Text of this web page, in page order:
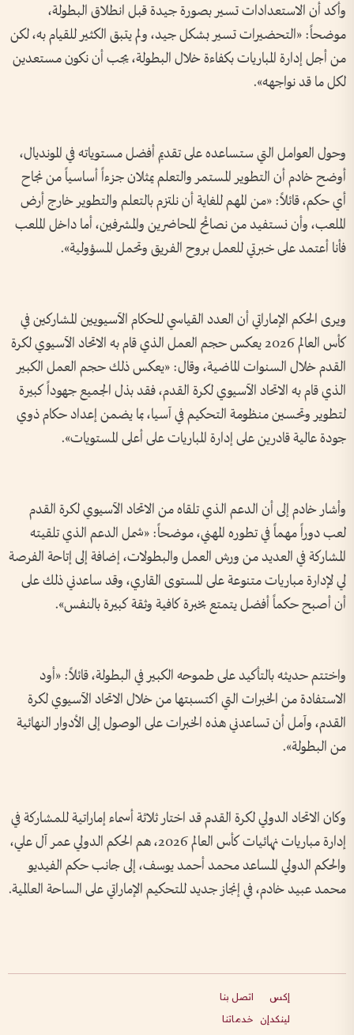
وأكد أن الاستعدادات تسير بصورة جيدة قبل انطلاق البطولة،
موضحاً: «التحضيرات تسير بشكل جيد، ولم يتبق الكثير للقيام به، لكن
من أجل إدارة المباريات بكفاءة خلال البطولة، يجب أن نكون مستعدين
لكل ما قد نواجهه».
وحول العوامل التي ستساعده على تقديم أفضل مستوياته في المونديال،
أوضح خادم أن التطوير المستمر والتعلم يمثلان جزءاً أساسياً من نجاح
أي حكم، قائلاً: «من المهم للغاية أن نلتزم بالتعلم والتطوير خارج أرض
الملعب، وأن نستفيد من نصائح المحاضرين والمشرفين، أما داخل الملعب
فأنا أعتمد على خبرتي للعمل بروح الفريق وتحمل المسؤولية».
ويرى الحكم الإماراتي أن العدد القياسي للحكام الآسيويين المشاركين في
كأس العالم 2026 يعكس حجم العمل الذي قام به الاتحاد الآسيوي لكرة
القدم خلال السنوات الماضية، وقال: «يعكس ذلك حجم العمل الكبير
الذي قام به الاتحاد الآسيوي لكرة القدم، فقد بذل الجميع جهوداً كبيرة
لتطوير وتحسين منظومة التحكيم في آسيا، بما يضمن إعداد حكام ذوي
جودة عالية قادرين على إدارة المباريات على أعلى المستويات».
وأشار خادم إلى أن الدعم الذي تلقاه من الاتحاد الآسيوي لكرة القدم
لعب دوراً مهماً في تطوره المهني، موضحاً: «شمل الدعم الذي تلقيته
المشاركة في العديد من ورش العمل والبطولات، إضافة إلى إتاحة الفرصة
لي لإدارة مباريات متنوعة على المستوى القاري، وقد ساعدني ذلك على
أن أصبح حكماً أفضل يتمتع بخبرة كافية وثقة كبيرة بالنفس».
واختتم حديثه بالتأكيد على طموحه الكبير في البطولة، قائلاً: «أود
الاستفادة من الخبرات التي اكتسبتها من خلال الاتحاد الآسيوي لكرة
القدم، وآمل أن تساعدني هذه الخبرات على الوصول إلى الأدوار النهائية
من البطولة».
وكان الاتحاد الدولي لكرة القدم قد اختار ثلاثة أسماء إماراتية للمشاركة في
إدارة مباريات نهائيات كأس العالم 2026، هم الحكم الدولي عمر آل علي،
والحكم الدولي المساعد محمد أحمد يوسف، إلى جانب حكم الفيديو
محمد عبيد خادم، في إنجاز جديد للتحكيم الإماراتي على الساحة العالمية.
إكس
لينكدإن
اتصل بنا
خدماتنا